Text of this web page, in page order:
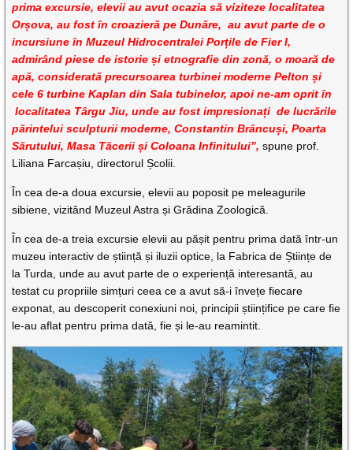
prima excursie, elevii au avut ocazia să viziteze localitatea
Orșova, au fost în croazieră pe Dunăre, au avut parte de o
incursiune în Muzeul Hidrocentralei Porțile de Fier I,
admirând piese de istorie și etnografie din zonă, o moară de
apă, considerată precursoarea turbinei moderne Pelton și
cele 6 turbine Kaplan din Sala tubinelor, apoi ne-am oprit în
localitatea Târgu Jiu, unde au fost impresionați de lucrările
părintelui sculpturii moderne, Constantin Brâncuși, Poarta
Sărutului, Masa Tăcerii și Coloana Infinitului”, spune prof.
Liliana Farcașiu, directorul Școlii.
În cea de-a doua excursie, elevii au poposit pe meleagurile
sibiene, vizitând Muzeul Astra și Grădina Zoologică.
În cea de-a treia excursie elevii au pășit pentru prima dată într-un
muzeu interactiv de știință și iluzii optice, la Fabrica de Științe de
la Turda, unde au avut parte de o experiență interesantă, au
testat cu propriile simțuri ceea ce a avut să-i învețe fiecare
exponat, au descoperit conexiuni noi, principii științifice pe care fie
le-au aflat pentru prima dată, fie și le-au reamintit.